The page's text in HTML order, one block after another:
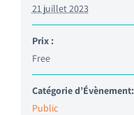
21 juillet 2023
Prix :
Free
Catégorie d’Évènement:
Public